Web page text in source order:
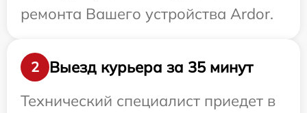
ремонта Вашего устройства Ardor.
2
Выезд курьера за 35 минут
Технический специалист приедет в